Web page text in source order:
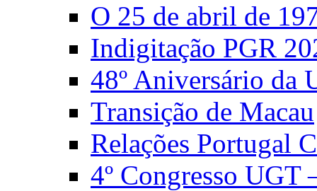
O 25 de abril de
Indigitação PGR
48º Aniversário da
Transição de Macau
Relações Portugal
4º Congresso UGT